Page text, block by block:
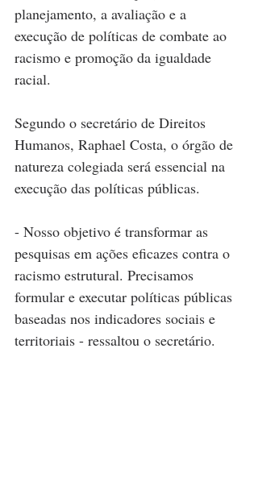
planejamento, a avaliação e a
execução de políticas de combate ao
racismo e promoção da igualdade
racial.
Segundo o secretário de Direitos
Humanos, Raphael Costa, o órgão de
natureza colegiada será essencial na
execução das políticas públicas.
- Nosso objetivo é transformar as
pesquisas em ações eficazes contra o
racismo estrutural. Precisamos
formular e executar políticas públicas
baseadas nos indicadores sociais e
territoriais - ressaltou o secretário.